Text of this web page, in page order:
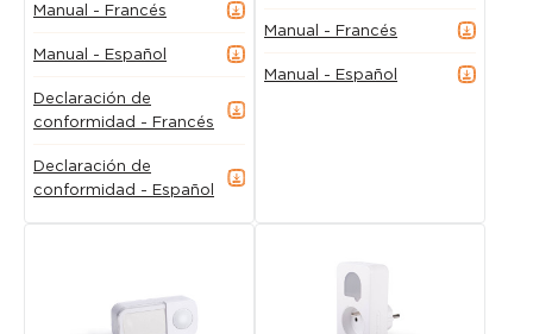
Manual - Francés
Manual - Español
Declaración de
conformidad - Francés
Declaración de
conformidad - Español
Manual - Francés
Manual - Español